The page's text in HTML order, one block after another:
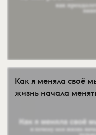
Как я меняла своё
жизнь начала